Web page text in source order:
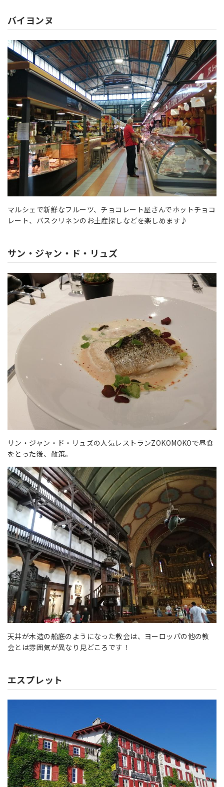
バイヨンヌ
マルシェで新鮮なフルーツ、チョコレート屋さんでホットチョコ
レート、バスクリネンのお土産探しなどを楽しめます♪
サン・ジャン・ド・リュズ
サン・ジャン・ド・リュズの人気レストランZOKOMOKOで昼食
をとった後、散策。
天井が木造の船底のようになった教会は、ヨーロッパの他の教
会とは雰囲気が異なり見どころです！
エスプレット